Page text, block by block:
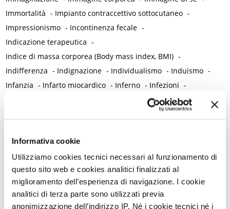
Informativa cookie
Utilizziamo cookies tecnici necessari al funzionamento di
questo sito web e cookies analitici finalizzati al
miglioramento dell’esperienza di navigazione. I cookie
analitici di terza parte sono utilizzati previa
anonimizzazione dell’indirizzo IP. Né i cookie tecnici né i
Immortalità - Impianto contraccettivo sottocutaneo -
Impressionismo - Incontinenza fecale -
Indicazione terapeutica -
Indice di massa corporea (Body mass index, BMI) -
Indifferenza - Indignazione - Individualismo - Induismo -
Infanzia - Infarto miocardico - Inferno - Infezioni -
-Ingratitudine
Innamoramento
Insulina / Insulino resistenza
Integrazione dei saperi in medicina -Intelligenza -
Intelligenza clinica -Internet, media e social media
Interruzione volontaria di gravidanza (IVG) -
Intestino / Salute dell'intestino
Intracrinologia